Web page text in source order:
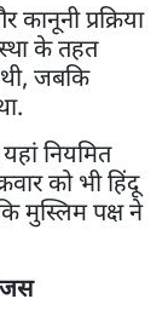
प्रक्रिया
के तहत
जबकि
नियमित
को भी हिंदू
मुस्लिम पक्ष ने